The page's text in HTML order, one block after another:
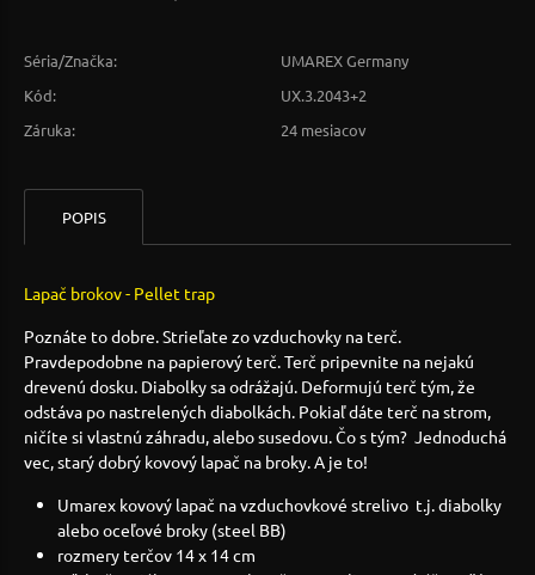
Séria/Značka:
UMAREX Germany
Kód:
UX.3.2043+2
Záruka:
24 mesiacov
POPIS
Lapač brokov - Pellet trap
Poznáte to dobre. Strieľate zo vzduchovky na terč.
Pravdepodobne na papierový terč. Terč pripevnite na nejakú
drevenú dosku. Diabolky sa odrážajú. Deformujú terč tým, že
odstáva po nastrelených diabolkách. Pokiaľ dáte terč na strom,
ničíte si vlastnú záhradu, alebo susedovu. Čo s tým? Jednoduchá
vec, starý dobrý kovový lapač na broky. A je to!
Umarex kovový lapač na vzduchovkové strelivo t.j. diabolky
alebo oceľové broky (steel BB)
rozmery terčov 14 x 14 cm